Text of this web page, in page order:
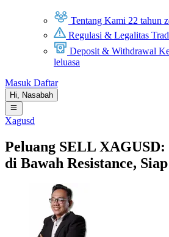
Tentang Kami 22 tahun
Regulasi & Legalitas
Deposit & Withdrawal
leluasa
Masuk Daftar
Hi, Nasabah
Xagusd
Peluang SELL
di Bawah Resistance,